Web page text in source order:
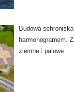
Budowa
harmonogramem.
ziemne i palowe